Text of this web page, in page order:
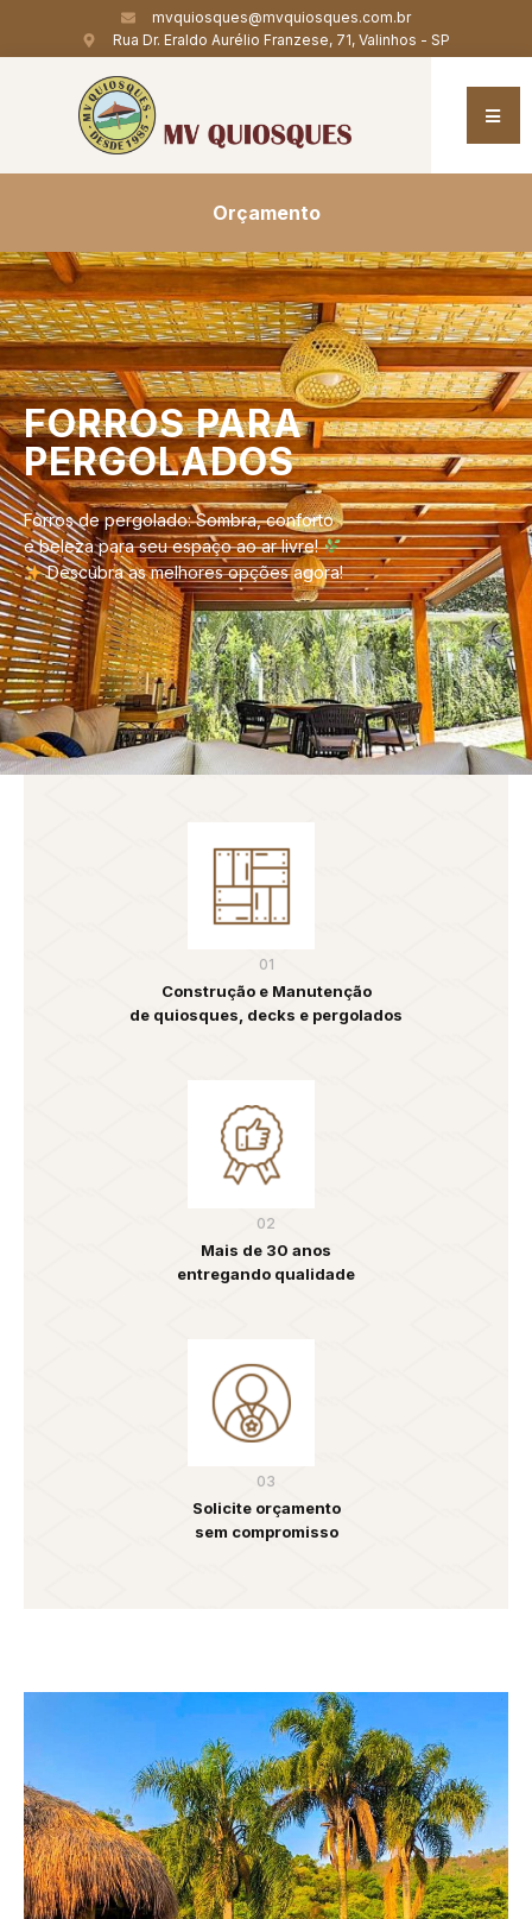
mvquiosques@mvquiosques.com.br
Rua Dr. Eraldo Aurélio Franzese, 71, Valinhos - SP
Orçamento
FORROSPARA
PERGOLADOS
Forros de pergolado: Sombra, conforto
e beleza para seu espaço ao ar livre!
Descubra as melhores opções agora!
01
Construção e Manutenção
de quiosques, decks e pergolados
02
Mais de 30 anos
entregando qualidade
03
Solicite orçamento
sem compromisso